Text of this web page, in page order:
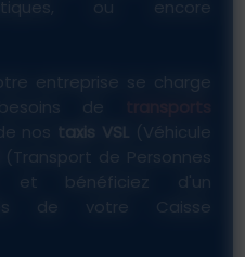
ou encore
entreprise se charge
de
nos taxis VSL (Véhicule
(Transport de Personnes
et bénéficiez d'un
de votre Caisse